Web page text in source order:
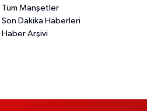
Tüm Manşetler
Son Dakika Haberleri
Haber Arşivi